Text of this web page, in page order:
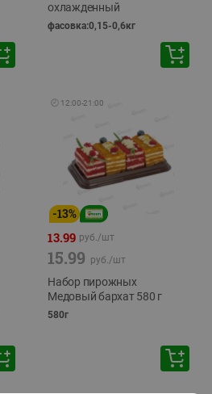
охлажденный
фасовка:0,15-0,6кг
🕘 12:00-21:00
-13%
13.99 руб./шт
15.99 руб./шт
Набор пирожных
Медовый бархат 580 г
580г